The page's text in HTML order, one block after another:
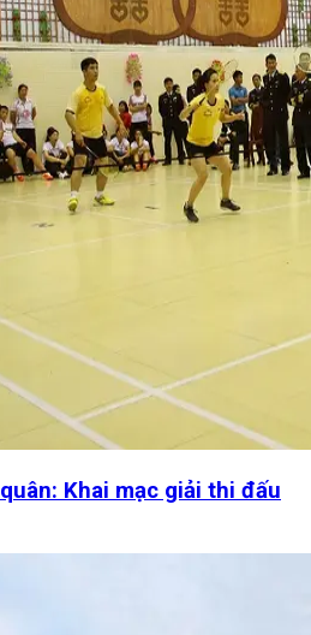
Khai mạc giải thi đấu